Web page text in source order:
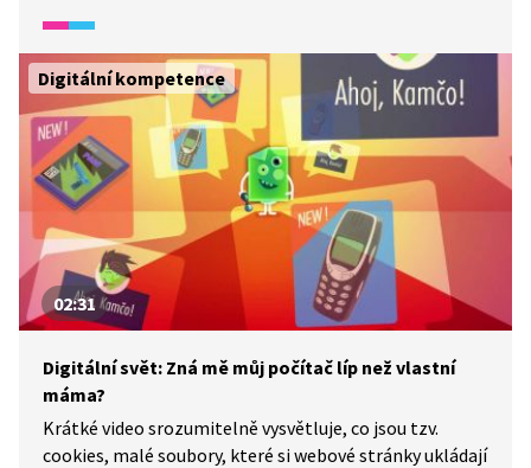
se smazanou fotkou? A které profese se právě
digitálnímu obsahu a bezpečí věnují?
Digitální kompetence
02:31
Digitální svět: Zná mě můj počítač líp než vlastní
máma?
Krátké video srozumitelně vysvětluje, co jsou tzv.
cookies, malé soubory, které si webové stránky ukládají